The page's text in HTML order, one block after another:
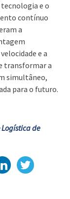
e o
contínuo
a
e a
transformar a
simultâneo,
para o futuro.
de